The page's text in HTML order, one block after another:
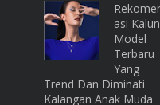
Asi
Model
Terbaru
Yang
Trend Dan Diminati
Kalangan Anak Muda